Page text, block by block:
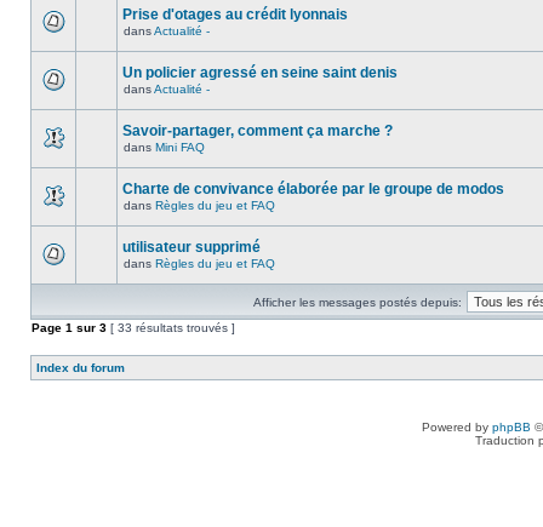
Prise d'otages au crédit lyonnais
dansActualité -
Un policier agressé en seine saint denis
dansActualité -
Savoir-partager, comment ça marche ?
dans Mini FAQ
Charte de convivance élaborée par le groupe de modos
dans Règles du jeu et FAQ
utilisateur supprimé
dans Règles du jeu et FAQ
Afficher les messages postés depuis:
Page 1 sur 3 [ 33 résultats trouvés ]
Index du forum
Powered by phpBB
Traduction